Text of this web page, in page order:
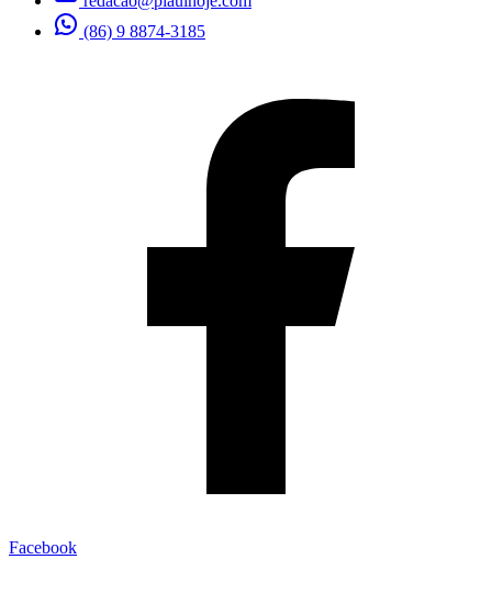
(86) 9 8874-3185
Facebook